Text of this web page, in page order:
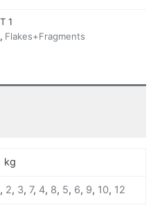
1
, Flakes+Fragments
kg
, 2, 3, 7, 4, 8, 5, 6, 9, 10, 12